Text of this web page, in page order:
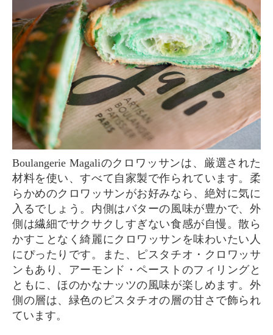
Boulangerie Magaliのクロワッサンは、厳選された
材料を使い、すべて自家製で作られています。柔
らかめのクロワッサンがお好みなら、絶対に気に
入るでしょう。内側はバターの風味が豊かで、外
側は繊細でサクサクしすぎない食感が自慢。散ら
かすことなく綺麗にクロワッサンを味わいたい人
にぴったりです。また、ピスタチオ・クロワッサ
ンもあり、アーモンド・ペーストのフィリングと
ともに、ほのかなナッツの風味が楽しめます。外
側の層は、緑色のピスタチオの層の甘さで飾られ
ています。